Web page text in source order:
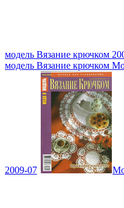
модель Вязание крючком
модель Вязание крючком
2009-07